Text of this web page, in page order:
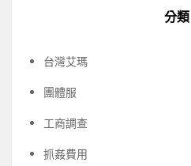
分類
台灣艾瑪
團體服
工商調查
抓姦費用